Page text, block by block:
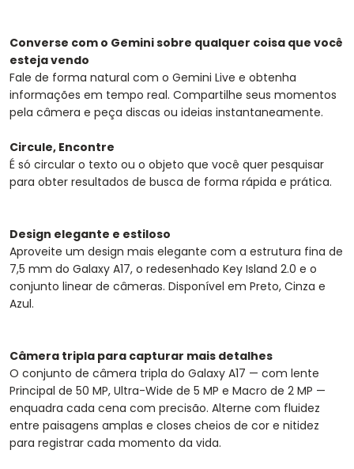
Converse com o Gemini sobre qualquer coisa que você
esteja vendo
Fale de forma natural com o Gemini Live e obtenha
informações em tempo real. Compartilhe seus momentos
pela câmera e peça discas ou ideias instantaneamente.
Circule, Encontre
É só circular o texto ou o objeto que você quer pesquisar
para obter resultados de busca de forma rápida e prática.
Design elegante e estiloso
Aproveite um design mais elegante com a estrutura fina de
7,5 mm do Galaxy A17, o redesenhado Key Island 2.0 e o
conjunto linear de câmeras. Disponível em Preto, Cinza e
Azul.
Câmera tripla para capturar mais detalhes
O conjunto de câmera tripla do Galaxy A17 — com lente
Principal de 50 MP, Ultra-Wide de 5 MP e Macro de 2 MP —
enquadra cada cena com precisão. Alterne com fluidez
entre paisagens amplas e closes cheios de cor e nitidez
para registrar cada momento da vida.